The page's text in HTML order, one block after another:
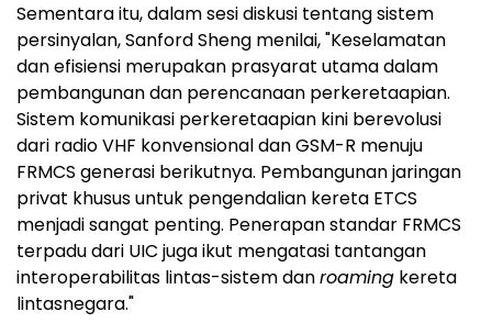
Sementara itu, dalam sesi diskusi tentang sistem
persinyalan, Sanford Sheng menilai, "Keselamatan
dan efisiensi merupakan prasyarat utama dalam
pembangunan dan perencanaan perkeretaapian.
Sistem komunikasi perkeretaapian kini berevolusi
dari radio VHF konvensional dan GSM-R menuju
FRMCS generasi berikutnya. Pembangunan jaringan
privat khusus untuk pengendalian kereta ETCS
menjadi sangat penting. Penerapan standar FRMCS
terpadu dari UIC juga ikut mengatasi tantangan
interoperabilitas lintas-sistem danroaming kereta
lintasnegara."